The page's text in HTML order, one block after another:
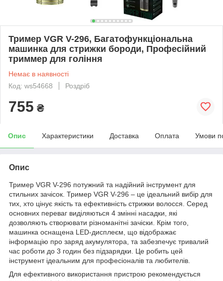
Тример VGR V-296, Багатофункціональна
машинка для стрижки бороди, Професійний
триммер для гоління
Немає в наявності
Код: ws54668
Роздріб
755 ₴
Опис Характеристики Доставка Оплата Умови
Опис
Тример VGR V-296 потужний та надійний інструмент для
стильних зачісок. Тример VGR V-296 – це ідеальний вибір для
тих, хто цінує якість та ефективність стрижки волосся. Серед
основних переваг виділяються 4 змінні насадки, які
дозволяють створювати різноманітні зачіски. Крім того,
машинка оснащена LED-дисплеєм, що відображає
інформацію про заряд акумулятора, та забезпечує тривалий
час роботи до 3 годин без підзарядки. Це робить цей
інструмент ідеальним для професіоналів та любителів.
Для ефективного використання пристрою рекомендується